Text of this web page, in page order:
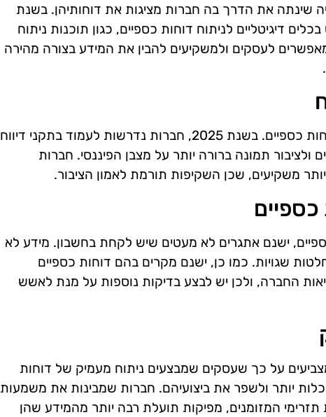
שינתה את הדרך בה חברות מציגות את דוחותיהן. בשנת
דיגיטליים לניתוח דוחות כספיים, כגון תוכנות ניתוח
לעסקים ולמשקיעים להבין את המידע בצורה מהירה
שקיפות היא מרכיב מרכזי בהבנת דוחות כספיים. בשנת 2025, חברות נדרשות לעמוד בתקני דיווח
תמונה ברורה יותר על מצבן הפיננסי. חברות
משקיעים, שכן השקיפות תורמת לאמון הציבור.
ישנם אתגרים לא מעטים שיש לקחת בחשבון. מידע לא
שגויות. כמו כן, ישנם מקרים בהם דוחות כספיים
החברה, ולכן יש לבצע בדיקות נוספות על מנת לאשש
על כך שעסקים שמבצעים ניתוח מעמיק של דוחות
יותר ולשפר את ביצועיהם. חברות שמבינות את משמעות
המזומנים, מפיקות תועלת רבה יותר מהמידע שהן